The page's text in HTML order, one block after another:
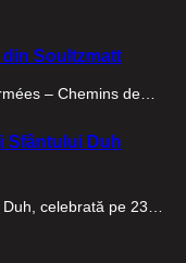
Soultzmatt
– Chemins de…
Sfântului Duh
celebrată pe 23…